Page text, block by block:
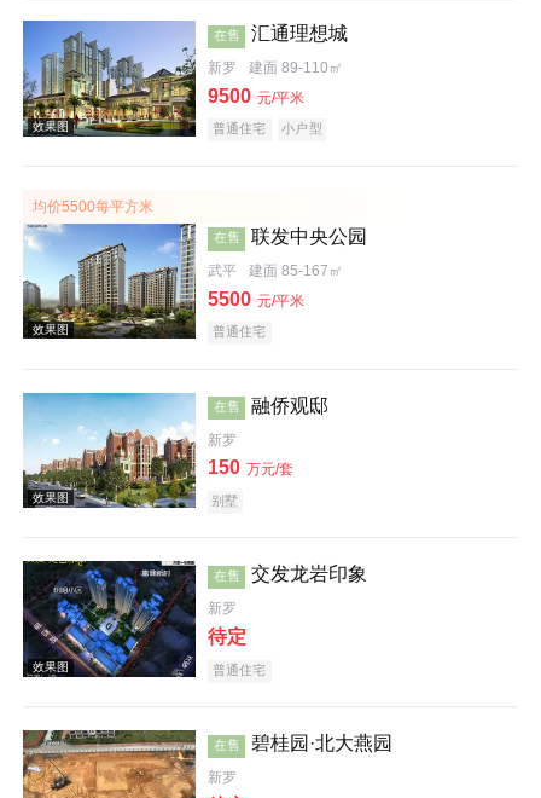
效果图
效果图
样板间
效果图
在售 汇通理想城
新罗 建面 89-110㎡
9500 元/平米
普通住宅 小户型
均价5500每平方米
在售 联发中央公园
武平 建面 85-167㎡
5500 元/平米
普通住宅
在售 融侨观邸
新罗
150 万元/套
别墅
在售 交发龙岩印象
新罗
待定
普通住宅
在售 碧桂园·北大燕园
新罗